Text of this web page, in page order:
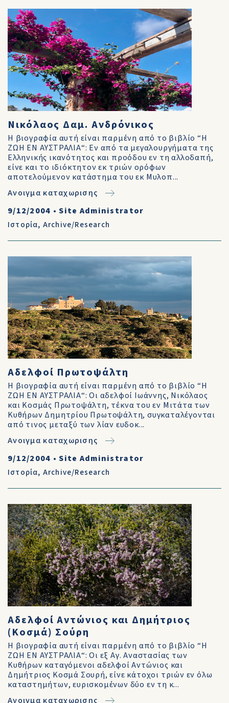
Νικόλαος Δαμ. Ανδρόνικος
Η βιογραφία αυτή είναι παρμένη από το βιβλίο “Η
ΖΩΗ ΕΝ ΑΥΣΤΡΑΛΙΑ“: Εν από τα μεγαλουργήματα της
Ελληνικής ικανότητος και προόδου εν τη αλλοδαπή,
είνε και το ιδιόκτητον εκ τριών ορόφων
αποτελούμενον κατάστημα του εκ Μυλoπ...
Ανοιγμα καταχωρισης
9/12/2004 •Site Administrator
Ιστορία, Archive/Research
Αδελφοί Πρωτοψάλτη
Η βιογραφία αυτή είναι παρμένη από το βιβλίο “Η
ΖΩΗ ΕΝ ΑΥΣΤΡΑΛΙΑ“: Οι αδελφοί Ιωάννης, Νικόλαος
και Κοσμάς Πρωτοψάλτη, τέκνα του εν Μιτάτα των
Κυθήρων Δημητρίου Πρωτοψάλτη, συγκαταλέγονται
από τινος μεταξύ των λίαν ευδοκ...
Ανοιγμα καταχωρισης
9/12/2004 •Site Administrator
Ιστορία, Archive/Research
Αδελφοί Αντώνιος και Δημήτριος
(Κοσμά) Σούρη
Η βιογραφία αυτή είναι παρμένη από το βιβλίο “Η
ΖΩΗ ΕΝ ΑΥΣΤΡΑΛΙΑ“: Οι εξ Αγ. Αναστασίας των
Κυθήρων καταγόμενοι αδελφοί Αντώνιος και
Δημήτριος Κοσμά Σουρή, είνε κάτοχοι τριών εν όλω
καταστημήτων, ευρισκομένων δύο εν τη κ...
Ανοιγμα καταχωρισης